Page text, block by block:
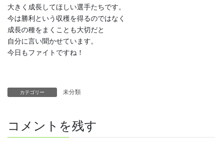
大きく成長してほしい選手たちです。
今は勝利という収穫を得るのではなく
成長の種をまくことも大切だと
自分に言い聞かせています。
今日もファイトですね！
カテゴリー 未分類
コメントを残す